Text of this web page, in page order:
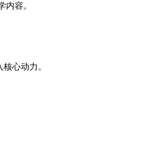
容。
心动力。